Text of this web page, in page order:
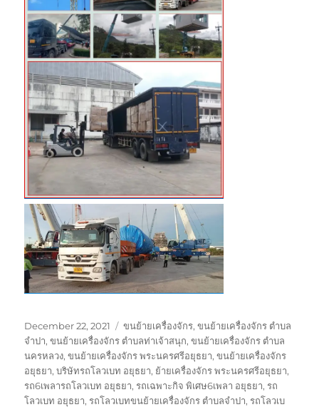
Posted
on
December 22, 2021 Tags
ขนย้ายเครื่องจักร,ขนย้ายเครื่องจักร ตำบล
จำปา,ขนย้ายเครื่องจักร ตำบลท่าเจ้าสนุก,ขนย้ายเครื่องจักร ตำบล
นครหลวง,ขนย้ายเครื่องจักร พระนครศรีอยุธยา,ขนย้ายเครื่องจักร
อยุธยา,บริษัทรถโลวเบท อยุธยา, ย้ายเครื่องจักร พระนครศรีอยุธยา,
รถ6เพลารถโลวเบท อยุธยา,รถเฉพาะกิจ พิเศษ6เพลา อยุธยา,รถ
โลวเบท อยุธยา,รถโลวเบทขนย้ายเครื่องจักร ตำบลจำปา,รถโลวเบ